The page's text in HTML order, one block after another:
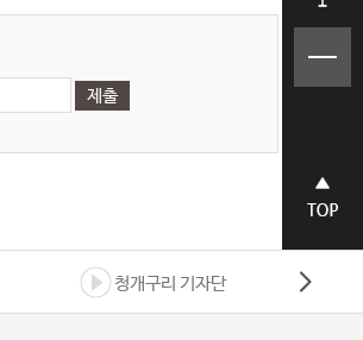
텍스트
크기작
상단으
로 바로
청개구리 기자단